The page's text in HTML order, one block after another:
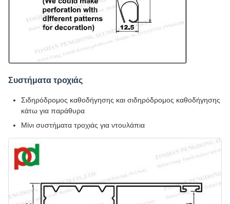
Συστήματα τροχιάς
Σιδηρόδρομος καθοδήγησης και σιδηρόδρομος καθοδήγησης
κάτω για παράθυρα
Μίνι συστήματα τροχιάς για ντουλάπια